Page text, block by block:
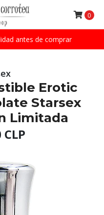
antes de comprar
0
Erotic
Starsex
Limitada